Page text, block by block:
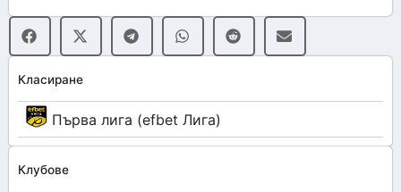
Класиране
Първа лига (efbet Лига)
Клубове